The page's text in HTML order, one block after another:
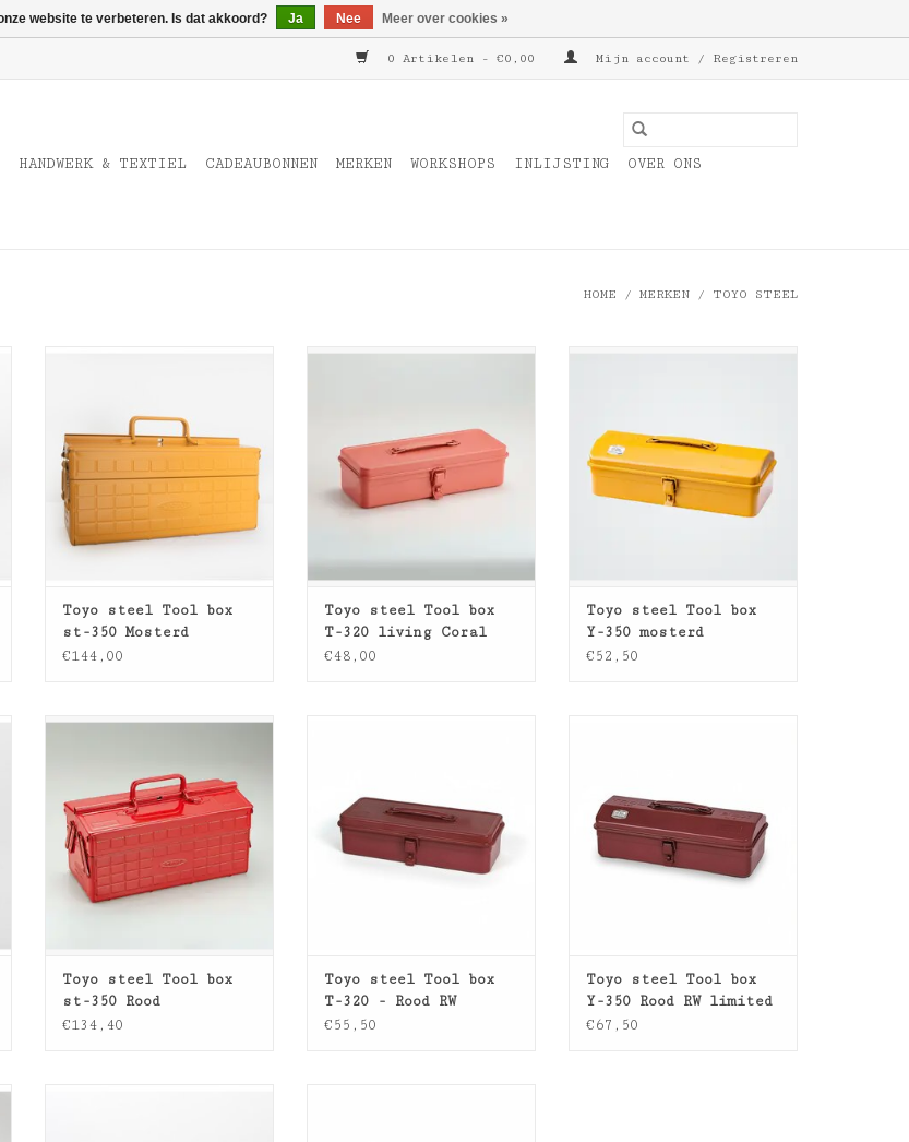
0 Artikelen - €0,00 Mijn account / Registreren
HANDWERK & TEXTIEL CADEAUBONNEN MERKEN WORKSHOPS INLIJSTING
OVER ONS
HOME / MERKEN / TOYO STEEL
TOEVOEGEN AAN WINKELWAGEN
Toyo steel Tool box
st-350 Mosterd
€144,00
Toyo steel Tool box T-320
Toyo steel Tool box
T-320 living Coral
€48,00
Toyo steel Tool box
Y-350 mosterd
€52,50
een unieke gereedschapskist
opslagcapaciteit
combineert met een strak,
stijlvol ontwerp.
Toyo steel Tool box
st-350 Rood
€134,40
Toyo steel Tool box
T-320 - Rood RW
limited edition
€55,50
Toyo steel Tool box
Y-350 Rood RW limited
edition
€67,50
website te verbeteren. Is dat akkoord? Ja Nee Meer over cookies »